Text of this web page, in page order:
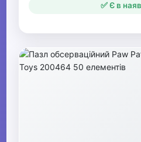
✅ Є в